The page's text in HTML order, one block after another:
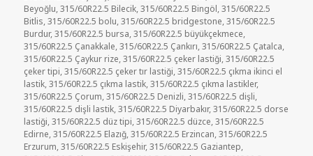
Beyoğlu ,315/60R22.5 Bilecik ,315/60R22.5 Bingöl ,315/60R22.5
Bitlis ,315/60R22.5 bolu ,315/60R22.5 bridgestone ,315/60R22.5
Burdur,315/60R22.5 bursa ,315/60R22.5 büyükçekmece
315/60R22.5 Çanakkale ,315/60R22.5 Çankırı ,315/60R22.5 Çatalca
315/60R22.5 Çaykur rize ,315/60R22.5 çeker lastiği ,315/60R22.5
çeker tipi ,315/60R22.5 çeker tır lastiği ,315/60R22.5 çıkma ikinci el
lastik ,315/60R22.5 çıkma lastik ,315/60R22.5 çıkma lastikler,
315/60R22.5 Çorum ,315/60R22.5 Denizli ,315/60R22.5 dişli
315/60R22.5 dişli lastik ,315/60R22.5 Diyarbakır,315/60R22.5 dorse
lastiği ,315/60R22.5 düz tipi ,315/60R22.5 düzce ,315/60R22.5
Edirne ,315/60R22.5 Elazığ ,315/60R22.5 Erzincan ,315/60R22.5
Erzurum ,315/60R22.5 Eskişehir,315/60R22.5 Gaziantep